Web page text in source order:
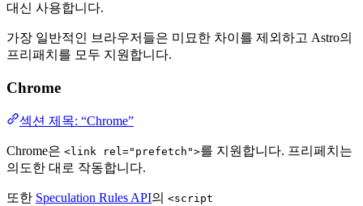
대신 사용합니다.
가장 일반적인 브라우저들은 미묘한 차이를 제외하고 Astro의
프리패치를 모두 지원합니다.
Chrome
섹션 제목: “Chrome”
Chrome은 <link rel="prefetch">를 지원합니다. 프리페치는
의도한 대로 작동합니다.
또한 Speculation Rules API의 <script